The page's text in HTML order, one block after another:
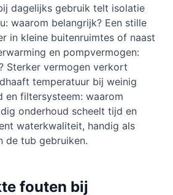
dagelijks gebruik telt isolatie
waarom belangrijk? Een stille
in kleine buitenruimtes of naast
en pompvermogen:
Sterker vermogen verkort
temperatuur bij weinig
en filtersysteem: waarom
onderhoud scheelt tijd en
waterkwaliteit, handig als
de tub gebruiken.
fouten bij